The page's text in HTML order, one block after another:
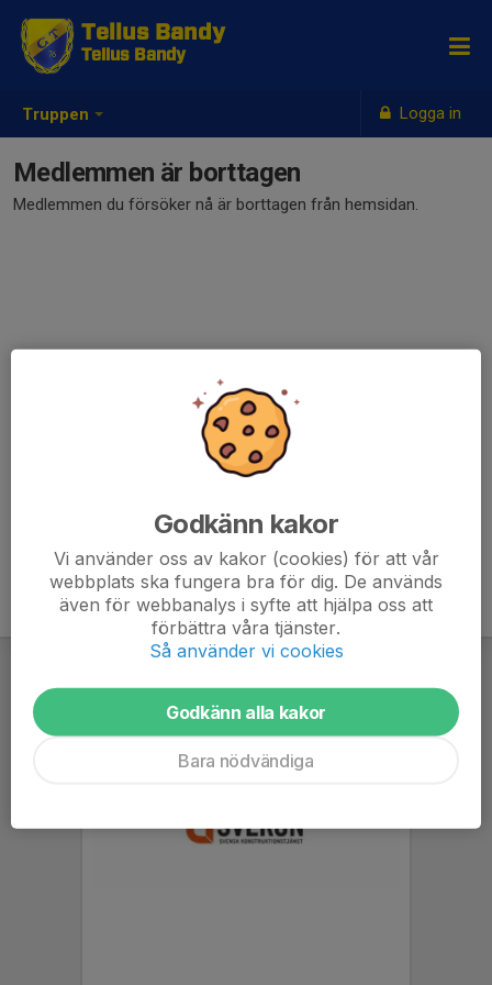
Truppen Logga in
Tellus Bandy
Tellus Bandy
Medlemmen är borttagen
Medlemmen du försöker nå är borttagen från hemsidan.
Godkänn kakor
Vi använder oss av kakor (cookies) för att vår
webbplats ska fungera bra för dig. De används
även för webbanalys i syfte att hjälpa oss att
förbättra våra tjänster.
Så använder vi cookies
Godkänn alla kakor
Bara nödvändiga